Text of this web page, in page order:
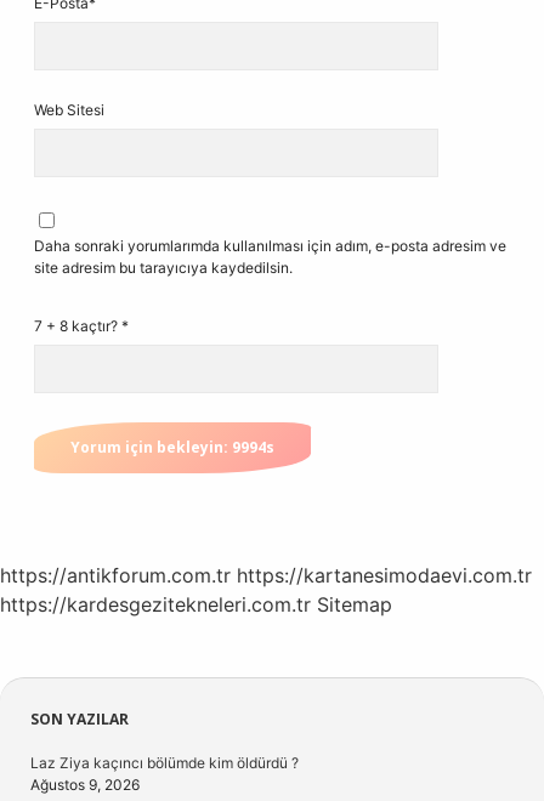
Web Sitesi
Daha sonraki yorumlarımda kullanılması için adım, e-posta adresim ve
site adresim bu tarayıcıya kaydedilsin.
7 + 8 kaçtır? *
https://antikforum.com.tr https://kartanesimodaevi.com.tr
https://kardesgezitekneleri.com.tr Sitemap
Sidebar
SON YAZILAR
Laz Ziya kaçıncı bölümde kim öldürdü ?
Ağustos 9, 2026